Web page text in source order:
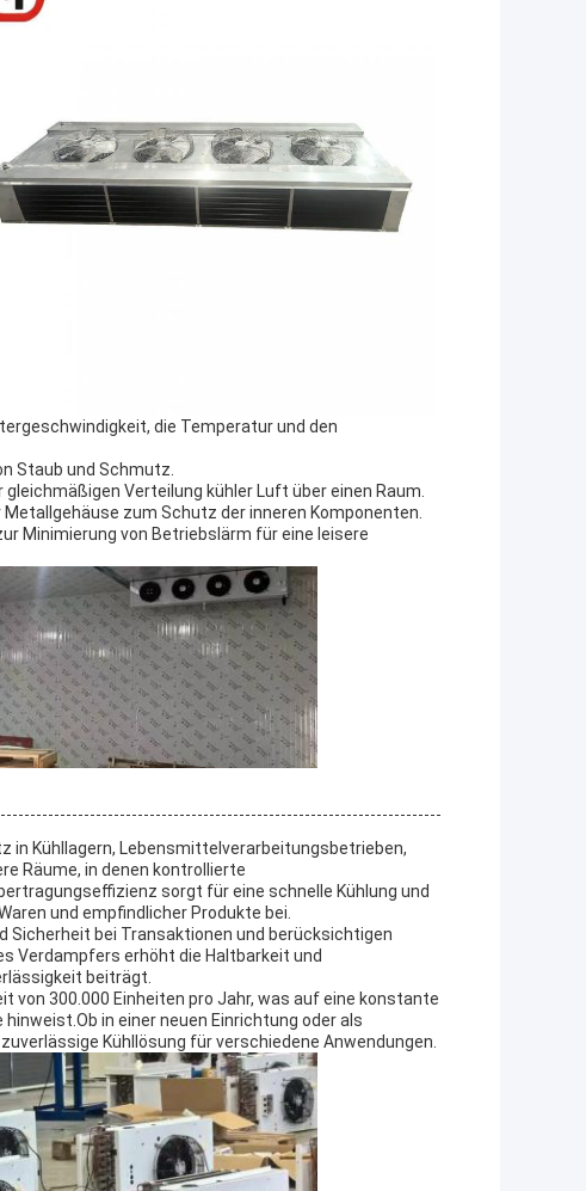
die Temperatur und den
Staub und Schmutz.
Verteilung kühler Luft über einen Raum.
zum Schutz der inneren Komponenten.
Minimierung von Betriebslärm für eine leisere
in Kühllagern, Lebensmittelverarbeitungsbetrieben,
Räume, in denen kontrollierte
sorgt für eine schnelle Kühlung und
und empfindlicher Produkte bei.
Sicherheit bei Transaktionen und berücksichtigen
Verdampfers erhöht die Haltbarkeit und
beiträgt.
von 300.000 Einheiten pro Jahr, was auf eine konstante
in einer neuen Einrichtung oder als
Kühllösung für verschiedene Anwendungen.